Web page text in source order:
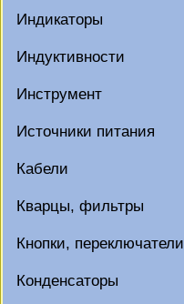
Индикаторы
Индуктивности
Инструмент
Источники питания
Кабели
Кварцы, фильтры
Кнопки, переключатели
Конденсаторы